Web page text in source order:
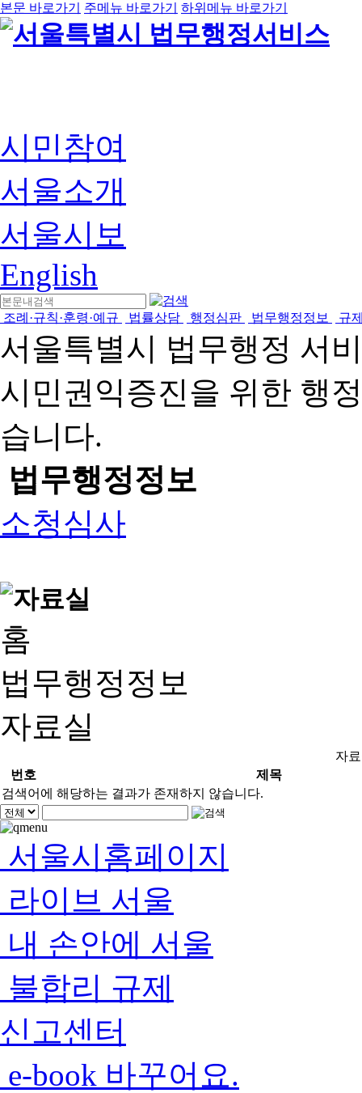
본문 바로가기 주메뉴 바로가기 하위메뉴 바로가기
시민참여
서울소개
서울시보
English
조례·규칙·훈령·예규 법률상담 행정심판 법무행정정보 규
서울특별시 법무행정 서
시민권익증진을 위한 행
습니다.
법무행정정보
소청심사
홈
법무행정정보
자료실
자
번호
제목
검색어에 해당하는 결과가 존재하지 않습니다.
서울시홈페이지
라이브 서울
내 손안에 서울
불합리 규제
신고센터
e-book 바꾸어요.